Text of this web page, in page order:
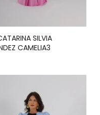
SILVIA
CAMELIA3